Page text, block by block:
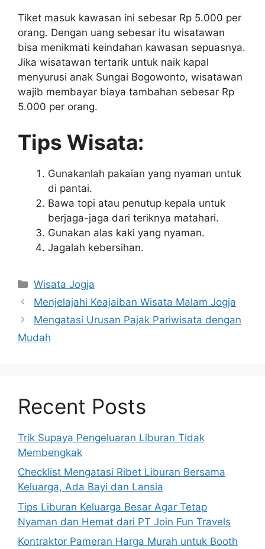
Tiket masuk kawasan ini sebesar Rp 5.000 per
orang. Dengan uang sebesar itu wisatawan
bisa menikmati keindahan kawasan sepuasnya.
Jika wisatawan tertarik untuk naik kapal
menyurusi anak Sungai Bogowonto, wisatawan
wajib membayar biaya tambahan sebesar Rp
5.000 per orang.
Tips Wisata:
Gunakanlah pakaian yang nyaman untuk
di pantai.
Bawa topi atau penutup kepala untuk
berjaga-jaga dari teriknya matahari.
Gunakan alas kaki yang nyaman.
Jagalah kebersihan.
Kategori
Wisata Jogja
Menjelajahi Keajaiban Wisata Malam Jogja
Mengatasi Urusan Pajak Pariwisata dengan
Mudah
Recent Posts
Trik Supaya Pengeluaran Liburan Tidak
Membengkak
Checklist Mengatasi Ribet Liburan Bersama
Keluarga, Ada Bayi dan Lansia
Tips Liburan Keluarga Besar Agar Tetap
Nyaman dan Hemat dari PT Join Fun Travels
Kontraktor Pameran Harga Murah untuk Booth